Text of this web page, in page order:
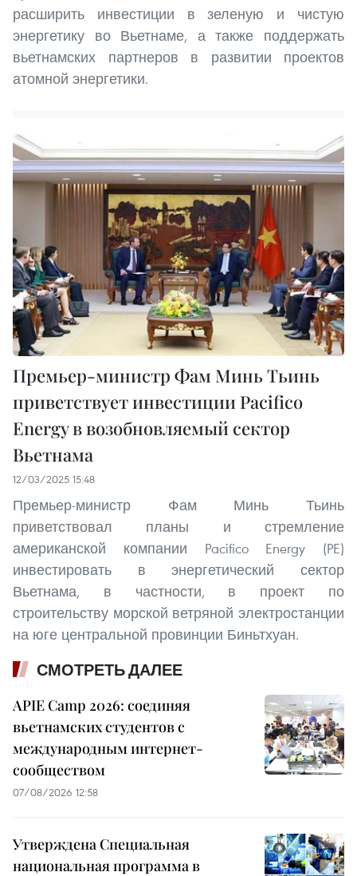
расширить инвестиции в зеленую и чистую
энергетику во Вьетнаме, а также поддержать
вьетнамских партнеров в развитии проектов
атомной энергетики.
Премьер-министр Фам Минь Тьинь
приветствует инвестиции Pacifico
Energy в возобновляемый сектор
Вьетнама
12/03/2025 15:48
Премьер-министр Фам Минь Тьинь
приветствовал планы и стремление
американской компании Pacifico Energy (PE)
инвестировать в энергетический сектор
Вьетнама, в частности, в проект по
строительству морской ветряной электростанции
на юге центральной провинции Биньтхуан.
СМОТРЕТЬ ДАЛЕЕ
APIE Camp 2026: соединяя
вьетнамских студентов с
международным интернет-
сообществом
07/08/2026 12:58
Утверждена Специальная
национальная программа в